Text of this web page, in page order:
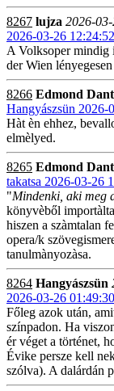
8267 lujza 2026-
2026-03-26 12:24:52
A Volksoper mindig
der Wien
8266 Edmond
Hangyászsün 2026-
Hàt èn ehhez,
elmèlyed.
8265 Edmond
takatsa 2026-03-26
"Mindenki, aki meg
könyvèből
hiszen a szàmtalan
opera/k
tanulmànyozàsa.
8264 Hangyászsün
2026-03-26 01:49:30
Főleg azok után,
színpadon. Ha
ér véget a történet,
Évike persze kell
szólva). A dalárdán